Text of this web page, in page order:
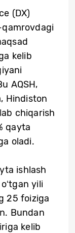
(DX)
kelib
AQSH,
Hindiston
chiqarish
qayta
oladi.
ishlash
yili
25 foiziga
Bundan
kelib